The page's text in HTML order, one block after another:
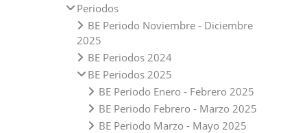
Periodos
BE Periodo Noviembre - Diciembre
2025
BE Periodos 2024
BE Periodos 2025
BE Periodo Enero - Febrero 2025
BE Periodo Febrero - Marzo 2025
BE Periodo Marzo - Mayo 2025